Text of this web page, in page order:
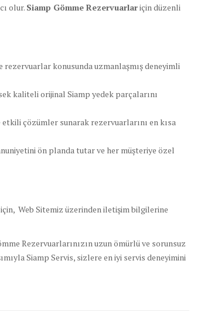
olur. Siamp Gömme Rezervuarlariçin düzenli
rezervuarlar konusunda uzmanlaşmış deneyimli
kaliteli orijinal Siamp yedek parçalarını
çözümler sunarak rezervuarlarını en kısa
ön planda tutar ve her müşteriye özel
Web Sitemiz üzerinden iletişim bilgilerine
Rezervuarlarınızın uzun ömürlü ve sorunsuz
Siamp Servis, sizlere en iyi servis deneyimini